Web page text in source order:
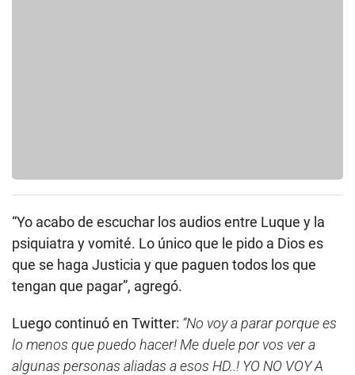
“Yo acabo de escuchar los audios entre Luque y la
psiquiatra y vomité. Lo único que le pido a Dios es
que se haga Justicia y que paguen todos los que
tengan que pagar”, agregó.
Luego continuó en Twitter: “No voy a parar porque es
lo menos que puedo hacer! Me duele por vos ver a
algunas personas aliadas a esos HD..! YO NO VOY A